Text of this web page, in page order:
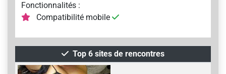
Fonctionnalités :
Compatibilité mobile
Top 6 sites de rencontres